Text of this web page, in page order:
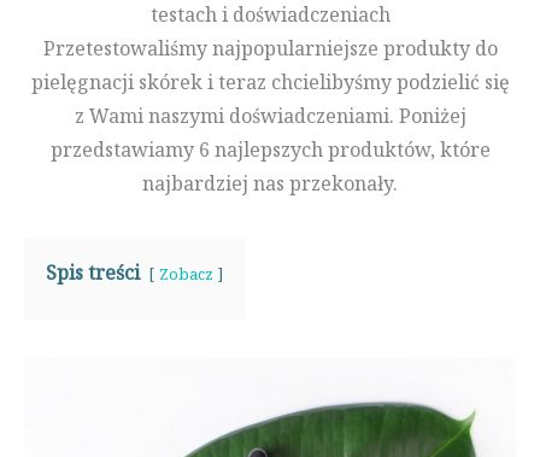
testach i doświadczeniach
Przetestowaliśmy najpopularniejsze produkty do
pielęgnacji skórek i teraz chcielibyśmy podzielić się
z Wami naszymi doświadczeniami. Poniżej
przedstawiamy 6 najlepszych produktów, które
najbardziej nas przekonały.
Spis treści Zobacz